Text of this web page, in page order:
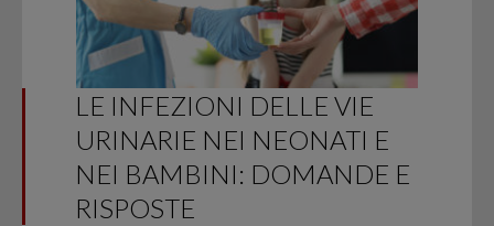
LE INFEZIONI DELLE VIE
URINARIE NEI NEONATI E
NEI BAMBINI: DOMANDE E
RISPOSTE